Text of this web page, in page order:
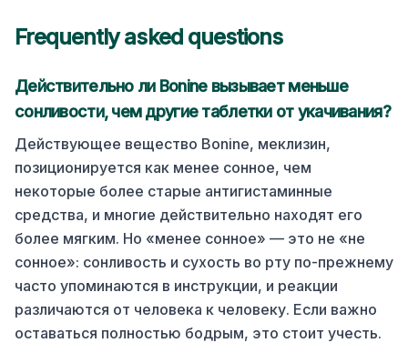
Frequently asked questions
Действительно ли Bonine вызывает меньше
сонливости, чем другие таблетки от укачивания?
Действующее вещество Bonine, меклизин,
позиционируется как менее сонное, чем
некоторые более старые антигистаминные
средства, и многие действительно находят его
более мягким. Но «менее сонное» — это не «не
сонное»: сонливость и сухость во рту по-прежнему
часто упоминаются в инструкции, и реакции
различаются от человека к человеку. Если важно
оставаться полностью бодрым, это стоит учесть.